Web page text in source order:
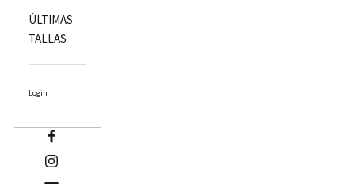
ÚLTIMAS
TALLAS
Login